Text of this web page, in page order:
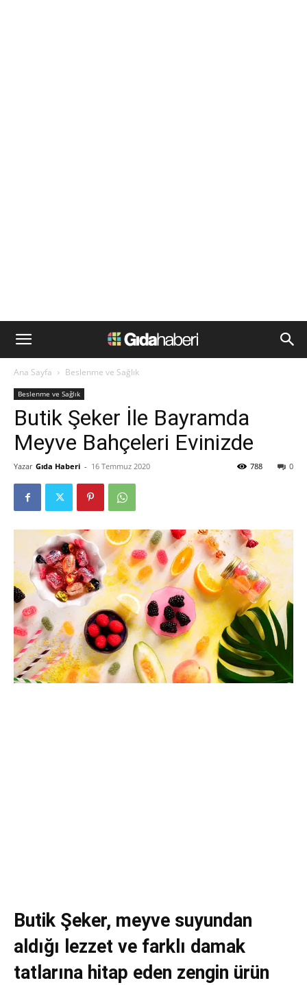
Ana Sayfa Beslenme ve Sağlık
Beslenme ve Sağlık
Butik Şeker İle Bayramda
Meyve Bahçeleri Evinizde
Yazar Gıda Haberi - 16 Temmuz 2020 0
788
Butik Şeker, meyve suyundan
aldığı lezzet ve farklı damak
tatlarına hitap eden zengin ürün